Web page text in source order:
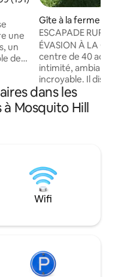
une
un
de
des
sur
Gîte à la ferme ⋅
reek
ESCAPADE
Hills
ÉVASION À LA
centre de 40
intimité,
incroyable. Il
d'une cuisine
salon, d'une salle
véranda
marchés, des
sur le Coorong.
compte un petit
calmes.
pittoresque.
dans les
Mosquito Hill
Wifi